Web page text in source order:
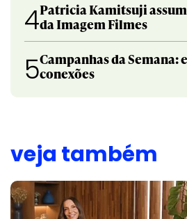
4Patricia Kamitsuji
da Imagem Filmes
5Campanhas da Semana:
conexões
veja também